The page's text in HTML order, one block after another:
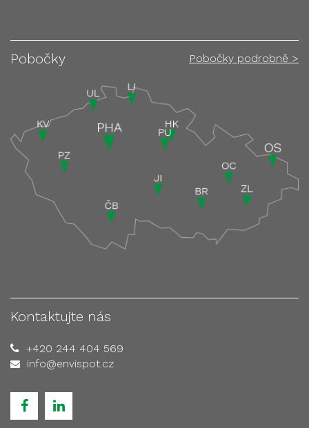
Pobočky Pobočky podrobně >
Kontaktujte nás
+420 244 404 569
info@envispot.cz